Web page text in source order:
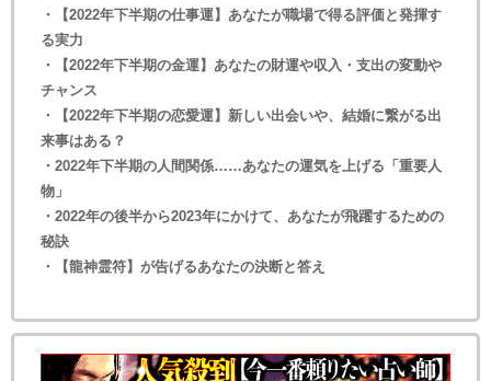
・【2022年下半期の仕事運】あなたが職場で得る評価と発揮す
る実力
・【2022年下半期の金運】あなたの財運や収入・支出の変動や
チャンス
・【2022年下半期の恋愛運】新しい出会いや、結婚に繋がる出
来事はある？
・2022年下半期の人間関係……あなたの運気を上げる「重要人
物」
・2022年の後半から2023年にかけて、あなたが飛躍するための
秘訣
・【龍神霊符】が告げるあなたの決断と答え